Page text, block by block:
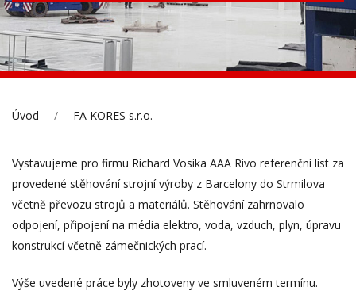
Úvod FA KORES s.r.o.
Vystavujeme pro firmu Richard Vosika AAA Rivo referenční list za
provedené stěhování strojní výroby z Barcelony do Strmilova
včetně převozu strojů a materiálů. Stěhování zahrnovalo
odpojení, připojení na média elektro, voda, vzduch, plyn, úpravu
konstrukcí včetně zámečnických prací.
Výše uvedené práce byly zhotoveny ve smluveném termínu.